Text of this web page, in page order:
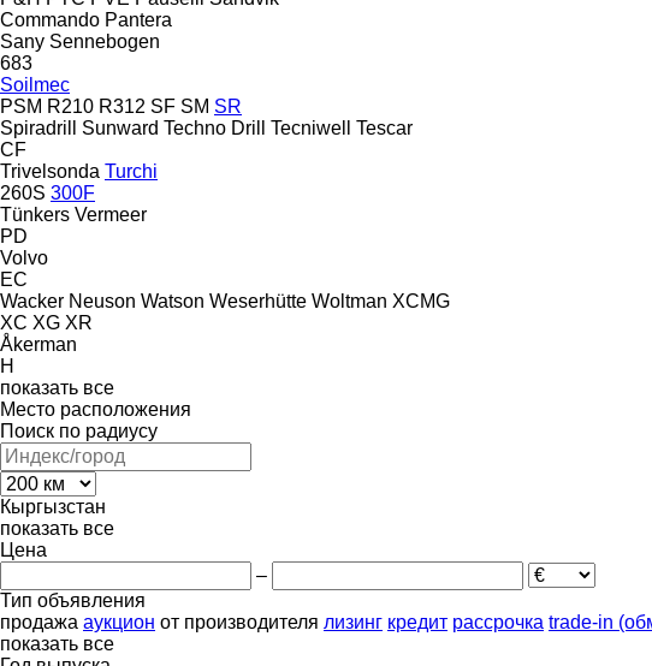
Commando Pantera
Sany Sennebogen
683
Soilmec
PSM R210 R312 SF SM SR
Spiradrill
Sunward Techno Drill Tecniwell
Tescar
CF
Trivelsonda Turchi
260S 300F
Tünkers Vermeer
PD
Volvo
EC
Wacker Neuson Watson Weserhütte Woltman XCMG
XC XG XR
Åkerman
H
показать все
Место расположения
Поиск по радиусу
Кыргызстан
показать все
Цена
–
Тип объявления
продажа аукцион от производителя лизинг кредит рассрочка trade-in
показать все